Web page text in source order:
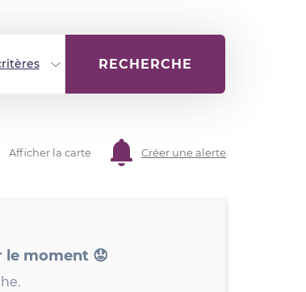
RECHERCHE
Afficher la carte Créer une alerte
le moment 😟